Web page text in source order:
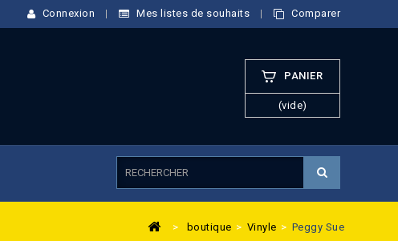
Connexion Mes listes de souhaits Comparer
PANIER
(vide)
> boutique > Vinyle > Peggy Sue